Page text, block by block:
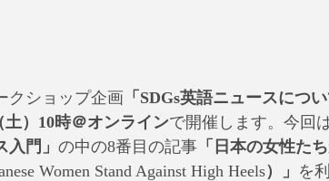
クショップ企画 「SDGs英語ニュースにつ
土）10時＠オンラインで開催します。今回
入門」 の中の8番目の記事 「日本の女性た
Women Stand Against High Heels）」 を